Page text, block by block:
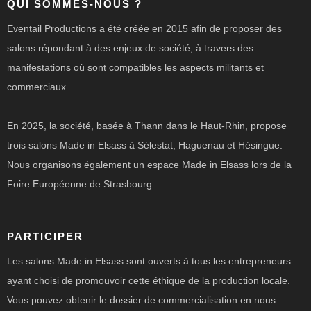
QUI SOMMES-NOUS ?
Eventail Productions a été créée en 2015 afin de proposer des
salons répondant à des enjeux de société, à travers des
manifestations où sont compatibles les aspects militants et
commerciaux.
En 2025, la société, basée à Thann dans le Haut-Rhin, propose
trois salons Made in Elsass à Sélestat, Haguenau et Hésingue.
Nous organisons également un espace Made in Elsass lors de la
Foire Européenne de Strasbourg.
PARTICIPER
Les salons Made in Elsass sont ouverts à tous les entrepreneurs
ayant choisi de promouvoir cette éthique de la production locale.
Vous pouvez obtenir le dossier de commercialisation en nous